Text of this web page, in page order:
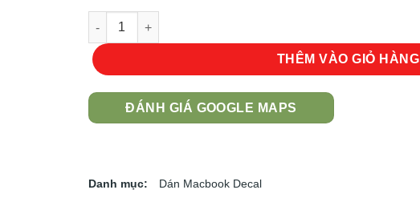
Mẫu Dán Trang Trí Macbook Mac - 339 số lượng
THÊM VÀO GIỎ HÀNG
ĐÁNH GIÁ GOOGLE MAPS
Danh mục: Dán Macbook Decal